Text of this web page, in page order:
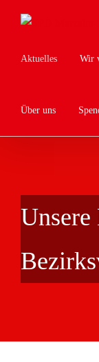
Inhalt
Aktuelles Wir
Über uns